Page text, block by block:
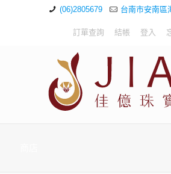
(06)2805679 台南市安南區
訂單查詢 結帳 登入